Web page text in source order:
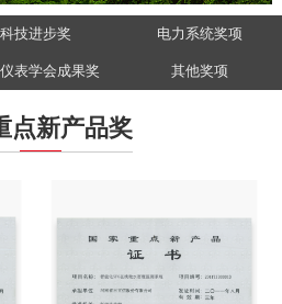
科技进步奖 电力系统奖项
表学会成果奖 其他奖项
点新产品奖